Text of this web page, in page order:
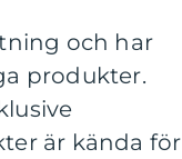
och har
produkter.
är kända för